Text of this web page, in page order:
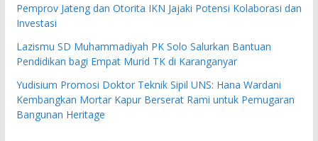
Pemprov Jateng dan Otorita IKN Jajaki Potensi Kolaborasi dan
Investasi
Lazismu SD Muhammadiyah PK Solo Salurkan Bantuan
Pendidikan bagi Empat Murid TK di Karanganyar
Yudisium Promosi Doktor Teknik Sipil UNS: Hana Wardani
Kembangkan Mortar Kapur Berserat Rami untuk Pemugaran
Bangunan Heritage